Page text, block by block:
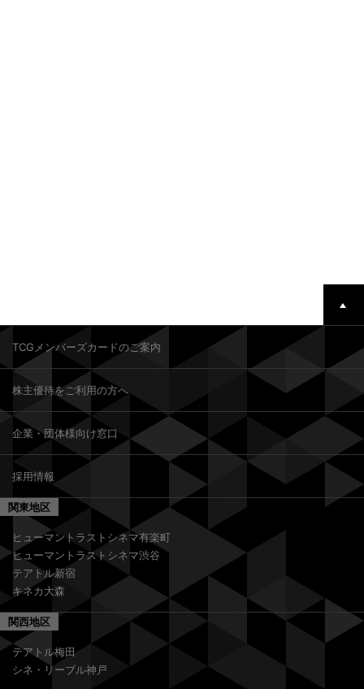
TCGメンバーズカードのご案内
株主優待をご利用の方へ
企業・団体様向け窓口
採用情報
関東地区
ヒューマントラストシネマ有楽町
ヒューマントラストシネマ渋谷
テアトル新宿
キネカ大森
関西地区
テアトル梅田
シネ・リーブル神戸